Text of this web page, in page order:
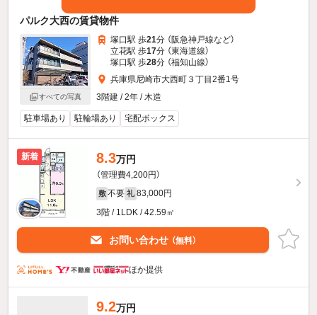
パルク大西の賃貸物件
すべての写真
塚口駅 歩21分 （阪急神戸線など）
立花駅 歩17分 （東海道線）
塚口駅 歩28分 （福知山線）
兵庫県尼崎市大西町３丁目2番1号
3階建 / 2年 / 木造
駐車場あり 駐輪場あり 宅配ボックス
新着 8.3万円
（管理費4,200円）
敷 不要 礼 83,000円
3階 / 1LDK / 42.59㎡
お問い合わせ （無料）
ほか提供
9.2万円